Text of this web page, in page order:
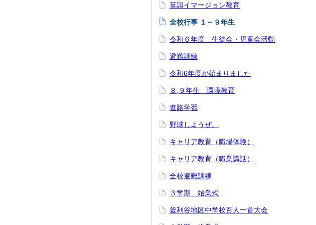
英語イマージョン教育
全校行事 １～９年生
令和６年度 生徒会・児童会活動
避難訓練
令和6年度が始まりました
８,９年生 環境教育
進路学習
野球しようぜ。
キャリア教育（職場体験）
キャリア教育（職業講話）
全校避難訓練
３学期 始業式
釜利谷地区中学校百人一首大会